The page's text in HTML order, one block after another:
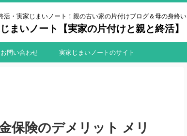
活・実家じまいノート！親の古い家の片付けブログ＆母の身終い
まいノート【実家の片付けと親と終活】
お問い合わせ 実家じまいノートのサイト
保険のデメリット メリ